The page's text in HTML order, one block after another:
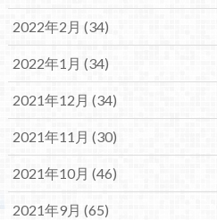
2022年2月 (34)
2022年1月 (34)
2021年12月 (34)
2021年11月 (30)
2021年10月 (46)
2021年9月 (65)